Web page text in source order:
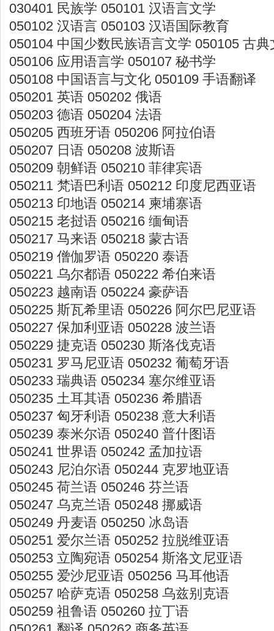
030401 民族学 050101 汉语言文学
050102 汉语言 050103 汉语国际教育
050104 中国少数民族语言文学 050105 古典
050106 应用语言学 050107 秘书学
050108 中国语言与文化 050109 手语翻译
050201 英语 050202 俄语
050203 德语 050204 法语
050205 西班牙语 050206 阿拉伯语
050207 日语 050208 波斯语
050209 朝鲜语 050210 菲律宾语
050211 梵语巴利语 050212 印度尼西亚语
050213 印地语 050214 柬埔寨语
050215 老挝语 050216 缅甸语
050217 马来语 050218 蒙古语
050219 僧伽罗语 050220 泰语
050221 乌尔都语 050222 希伯来语
050223 越南语 050224 豪萨语
050225 斯瓦希里语 050226 阿尔巴尼亚语
050227 保加利亚语 050228 波兰语
050229 捷克语 050230 斯洛伐克语
050231 罗马尼亚语 050232 葡萄牙语
050233 瑞典语 050234 塞尔维亚语
050235 土耳其语 050236 希腊语
050237 匈牙利语 050238 意大利语
050239 泰米尔语 050240 普什图语
050241 世界语 050242 孟加拉语
050243 尼泊尔语 050244 克罗地亚语
050245 荷兰语 050246 芬兰语
050247 乌克兰语 050248 挪威语
050249 丹麦语 050250 冰岛语
050251 爱尔兰语 050252 拉脱维亚语
050253 立陶宛语 050254 斯洛文尼亚语
050255 爱沙尼亚语 050256 马耳他语
050257 哈萨克语 050258 乌兹别克语
050259 祖鲁语 050260 拉丁语